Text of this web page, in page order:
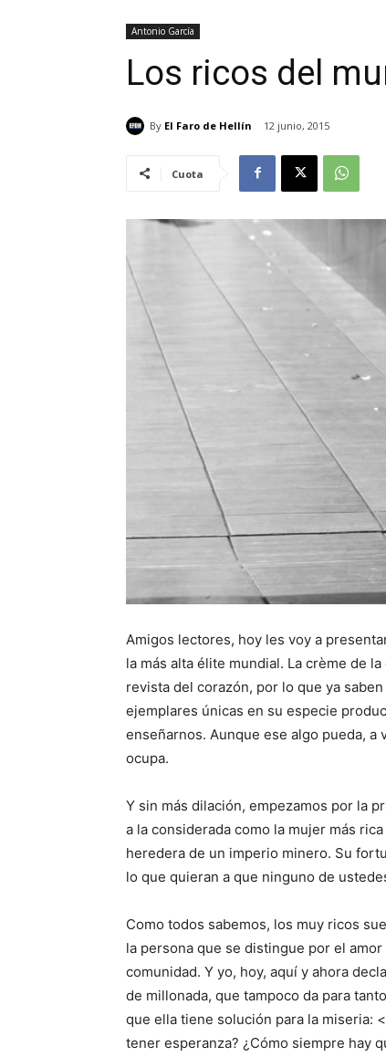
Antonio García
Los ricos del
By El Faro de Hellín 12 junio, 2015
Cuota
Amigos lectores, hoy les voy a
la más alta élite mundial. La crème de
revista del corazón, por lo que ya
ejemplares únicas en su especie
enseñarnos. Aunque ese algo pueda,
ocupa.
Y sin más dilación, empezamos por la
a la considerada como la mujer más
heredera de un imperio minero. Su
lo que quieran a que ninguno de
Como todos sabemos, los muy ricos
la persona que se distingue por el
comunidad. Y yo, hoy, aquí y ahora
de millonada, que tampoco da para
que ella tiene solución para la miseria:
tener esperanza? ¿Cómo siempre hay